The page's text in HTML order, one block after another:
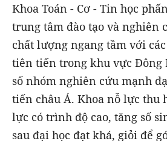
Khoa Toán - Cơ - Tin học
trung tâm đào tạo và nghiên
chất lượng ngang tầm với
tiên tiến trong khu vực Đông
số nhóm nghiên cứu mạnh
tiến châu Á. Khoa nỗ lực thu
lực có trình độ cao, tăng số
sau đại học đạt khá, giỏi để